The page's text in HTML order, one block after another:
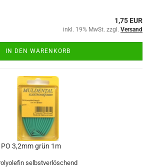
1,75 EUR
inkl. 19% MwSt. zzgl. Versand
IN DEN WARENKORB
3,2mm grün 1m
selbstverlöschend